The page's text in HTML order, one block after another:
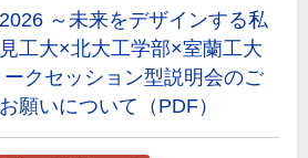
～未来をデザインする私
工大×北大工学部×室蘭工大
クセッション型説明会のご
願いについて（PDF）